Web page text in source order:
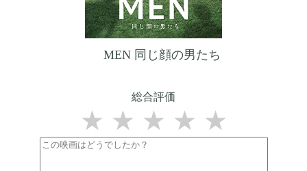
MEN 同じ顔の男たち
総合評価
★
★
★
★
★